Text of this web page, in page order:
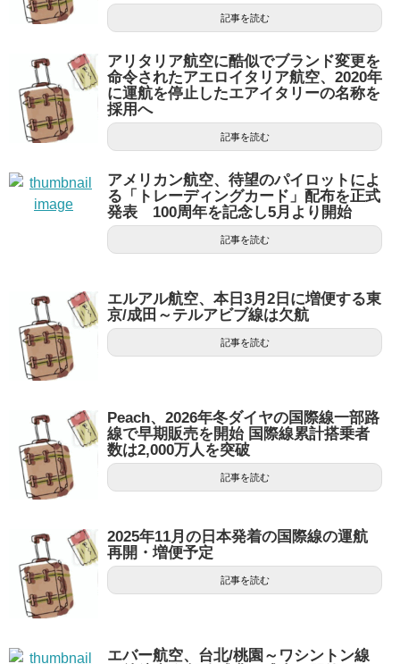
記事を読む
アリタリア航空に酷似でブランド変更を
命令されたアエロイタリア航空、2020年
に運航を停止したエアイタリーの名称を
採用へ
記事を読む
アメリカン航空、待望のパイロットによ
る「トレーディングカード」配布を正式
発表 100周年を記念し5月より開始
記事を読む
エルアル航空、本日3月2日に増便する東
京/成田～テルアビブ線は欠航
記事を読む
Peach、2026年冬ダイヤの国際線一部路
線で早期販売を開始 国際線累計搭乗者
数は2,000万人を突破
記事を読む
2025年11月の日本発着の国際線の運航
再開・増便予定
記事を読む
エバー航空、台北/桃園～ワシントン線